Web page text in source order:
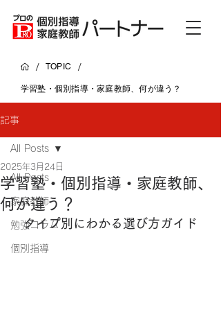
/ TOPIC /
学習塾・個別指導・家庭教師、何が違う？
記事
All Posts
家庭教師
勉強コラム
個別指導
All Posts
学習塾・個別指導・家庭教師、
何が違う？
2025年3月24日
タイプ別にわかる選び方ガイド